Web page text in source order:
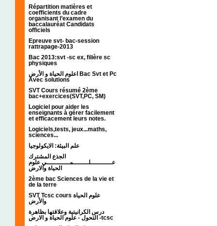
Répartition matières et
coefficients du cadre
organisant l’examen du
baccalauréat Candidats
officiels
Epreuve svt- bac-session
rattrapage-2013
Bac 2013:svt -sc ex, filière sc
physiques
اعلوم الحياة و الأرض Bac Svt et Pc
Avec solutions
SVT Cours résumé 2ème
bac+exercices(SVT,PC, SM)
Logiciel pour aider les
enseignants à gérer facilement
et efficacement leurs notes.
Logiciels,tests, jeux...maths,
sciences...
علم البيئة: الايكولوجيا
الجذع المشترك
عـــــــــــلــــــــمــــــــــــي علوم
الحياة والارض
2ème bac Sciences de la vie et
de la terre
SVT Tcsc cours علوم الحياة
والأرض
درس الكرانيتية وعلاقتها بظاهرة
التحول - علوم الحياة و الارض -tcsc